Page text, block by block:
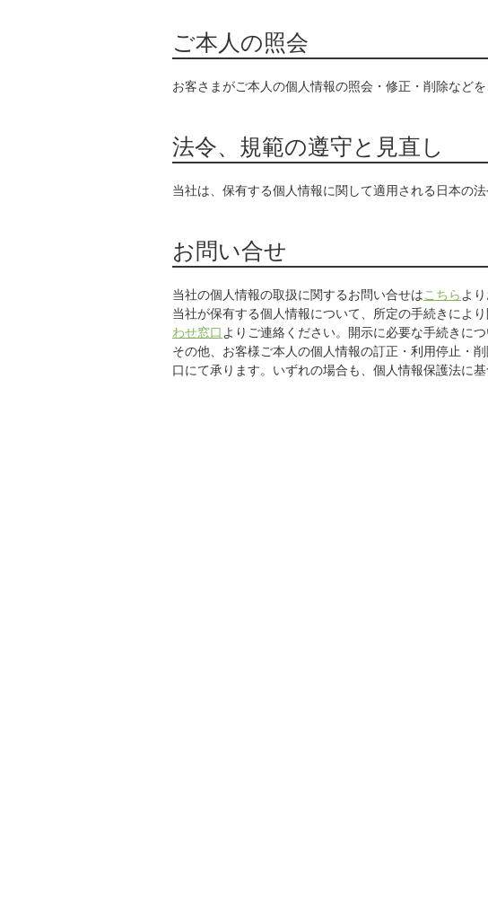
ご本人の照会
お客さまがご本人の個人情報の照会・修正・削除など
法令、規範の遵守と見直し
当社は、保有する個人情報に関して適用される日本の
お問い合せ
当社の個人情報の取扱に関するお問い合せはこちら よ
当社が保有する個人情報について、所定の手続きによ
わせ窓口 よりご連絡ください。開示に必要な手続きに
その他、お客様ご本人の個人情報の訂正・利用停止・
口にて承ります。いずれの場合も、個人情報保護法に